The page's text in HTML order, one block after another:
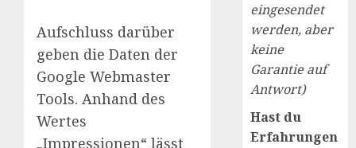
Aufschluss darüber
geben die Daten der
Google Webmaster
Tools. Anhand des
Wertes
„Impressionen“ lässt
eingesendet
werden, aber
keine
Garantie auf
Antwort)
Hast du
Erfahrungen